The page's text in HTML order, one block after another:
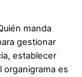
manda
gestionar
establecer
organigrama es